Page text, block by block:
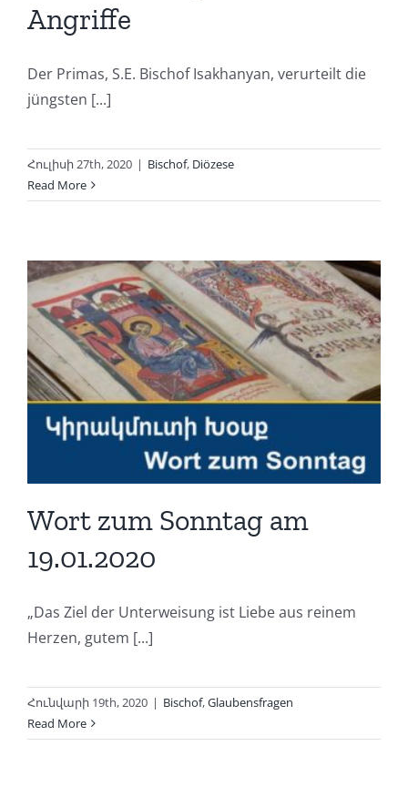
Angriffe
Der Primas, S.E. Bischof Isakhanyan, verurteilt die
jüngsten [...]
Հուլիսի 27th, 2020 | Bischof, Diözese
Read More
Wort zum Sonntag am
19.01.2020
„Das Ziel der Unterweisung ist Liebe aus reinem
Herzen, gutem [...]
Հունվարի 19th, 2020 | Bischof,Glaubensfragen
Read More